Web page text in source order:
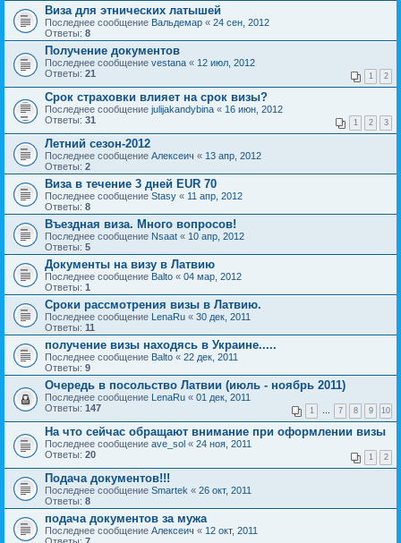
Виза для этнических латышей
Последнее сообщение Вальдемар « 24 сен, 2012
Ответы: 8
Получение документов
Последнее сообщение vestana « 12 июл, 2012
Ответы: 21 1 2
Срок страховки влияет на срок визы?
Последнее сообщение julijakandybina « 16 июн, 2012
Ответы: 31 1 2 3
Летний сезон-2012
Последнее сообщение Алексеич « 13 апр, 2012
Ответы: 2
Виза в течение 3 дней EUR 70
Последнее сообщение Stasy « 11 апр, 2012
Ответы: 8
Въездная виза. Много вопросов!
Последнее сообщение Nsaat « 10 апр, 2012
Ответы: 5
Документы на визу в Латвию
Последнее сообщение Balto « 04 мар, 2012
Ответы: 1
Сроки рассмотрения визы в Латвию.
Последнее сообщение LenaRu « 30 дек, 2011
Ответы: 11
получение визы находясь в Украине.....
Последнее сообщение Balto « 22 дек, 2011
Ответы: 9
Очередь в посольство Латвии (июль - ноябрь 2011)
Последнее сообщение LenaRu « 01 дек, 2011
Ответы: 147 1 … 7 8 9 10
На что сейчас обращают внимание при оформлении визы
Последнее сообщение ave_sol « 24 ноя, 2011
Ответы: 20 1 2
Подача документов!!!
Последнее сообщение Smartek « 26 окт, 2011
Ответы: 8
подача документов за мужа
Последнее сообщение Алексеич « 12 окт, 2011